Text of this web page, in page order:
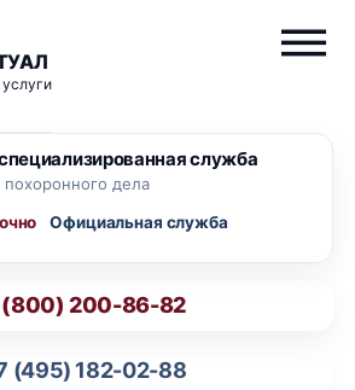
200-86-82
(495) 182-02-88
служба
дела